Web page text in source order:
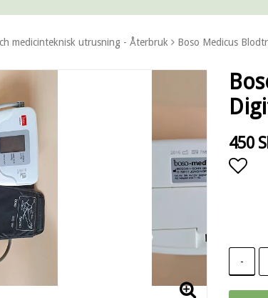
medicinteknisk utrusning - Återbruk Boso Medicus
450
-